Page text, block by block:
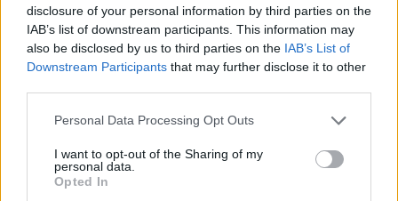
disclosure of your personal information by third parties on the
IAB’s list of downstream participants. This information may
also be disclosed by us to third parties on the IAB’s List of
Downstream Participants that may further disclose it to other
Personal Data Processing Opt Outs
I want to opt-out of the Sharing of my
personal data.
Opted In